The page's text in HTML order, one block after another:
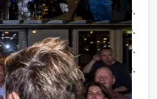
€ 72,50 p.p.
€ 69,50 p.p.
€ 66,50 p.p.
€ 64,50 p.p.